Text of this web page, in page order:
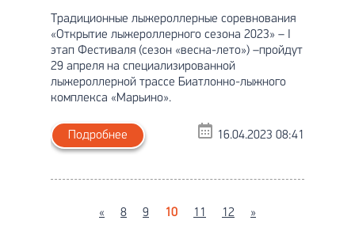
Традиционные лыжероллерные соревнования
«Открытие лыжероллерного сезона 2023» – I
этап Фестиваля (сезон «весна-лето») –пройдут
29 апреля на специализированной
лыжероллерной трассе Биатлонно-лыжного
комплекса «Марьино».
Подробнее 16.04.2023 08:41
« 8 9 10 11 12 »